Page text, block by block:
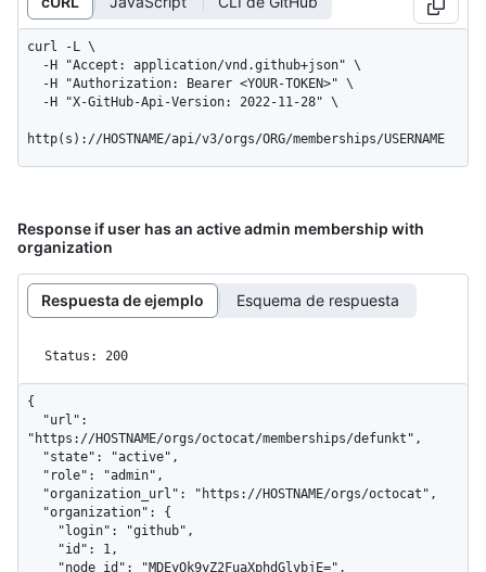
curl -L \
http(s)://HOSTNAME/api/v3/orgs/ORG/memberships/USERNAME
Response if user has an active admin membership with
organization
Respuesta de ejemplo Esquema de respuesta
Status: 200
{
"https://HOSTNAME/orgs/octocat/memberships/defunkt",